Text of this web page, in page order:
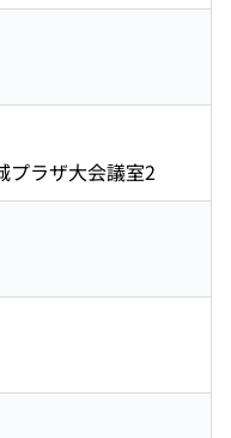
プラザ大会議室2